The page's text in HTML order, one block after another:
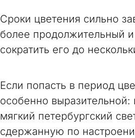
Сроки цветения сильно
более продолжительный
сократить его до
Если попасть в период
особенно
мягкий петербургский
сдержанную по